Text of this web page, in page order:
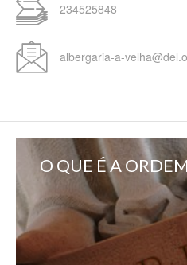
234525848
albergaria-a-
O QUE É A